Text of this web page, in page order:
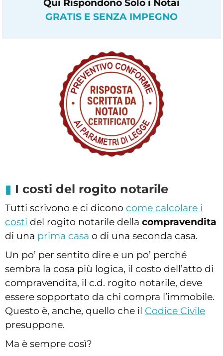
Qui Rispondono Solo i Notai
GRATIS E SENZA IMPEGNO
I costi del rogito notarile
Tutti scrivono e ci dicono come calcolare i
costi del rogito notarile della compravendita
di una prima casa o di una seconda casa.
Un po’ per sentito dire e un po’ perché
sembra la cosa più logica, il costo dell’atto di
compravendita, il c.d. rogito notarile, deve
essere sopportato da chi compra l’immobile.
Questo è, anche, quello che il Codice Civile
presuppone.
Ma è sempre così?